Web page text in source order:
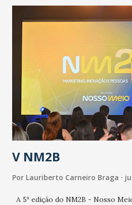
população suspeita e de cuidados
públicos e domiciliares. “Nós não
epidemia comum, como temos em
aumento de casos de dengue,
de uma epidemia com um vírus
contaminação maior que outros
secretário. Segundo ele, é uma
contaminação alta, podendo gerar
população e ao sistema de saúde.
estratificação do risco da doença,
V NM2B
Por Lauriberto Carneiro Braga
A 5ª edição do NM2B - Nosso